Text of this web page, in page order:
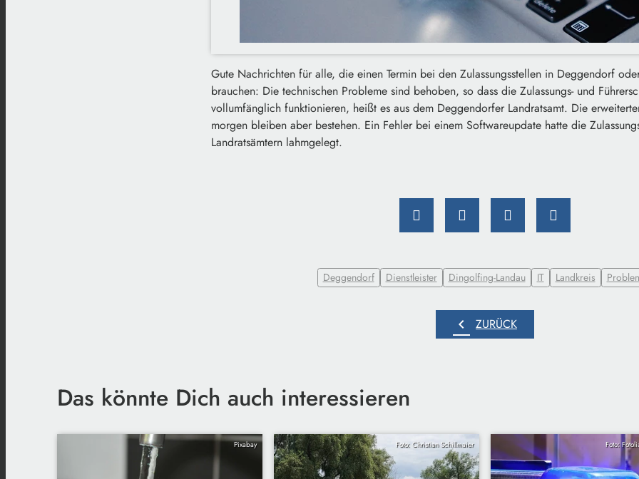
Gute Nachrichten für alle, die einen Termin bei den Zulassungsstellen in Deggendorf
brauchen: Die technischen Probleme sind behoben, so dass die Zulassungs- und
vollumfänglich funktionieren, heißt es aus dem Deggendorfer Landratsamt. Die
morgen bleiben aber bestehen. Ein Fehler bei einem Softwareupdate hatte die
Landratsämtern lahmgelegt.
Deggendorf Dienstleister Dingolfing-Landau IT Landkreis
chevron_left ZURÜCK
Das könnte Dich auch interessieren
Pixabay Foto: Christian Schillmaier Foto: